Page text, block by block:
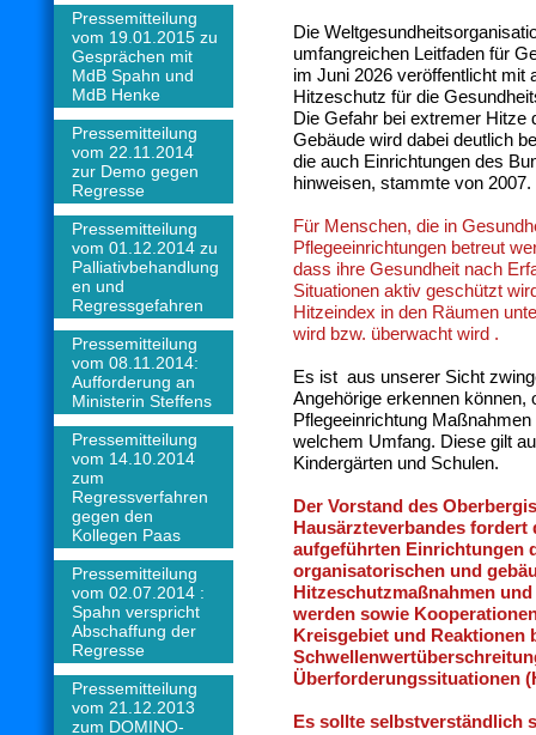
Pressemitteilung
vom 19.01.2015 zu
Gesprächen mit
MdB Spahn und
MdB Henke
Pressemitteilung
vom 22.11.2014
zur Demo gegen
Regresse
Pressemitteilung
vom 01.12.2014 zu
Palliativbehandlung
en und
Regressgefahren
Pressemitteilung
vom 08.11.2014:
Aufforderung an
Ministerin Steffens
Pressemitteilung
vom 14.10.2014
zum
Regressverfahren
gegen den
Kollegen Paas
Pressemitteilung
vom 02.07.2014 :
Spahn verspricht
Abschaffung der
Regresse
Pressemitteilung
vom 21.12.2013
zum DOMINO-
Die
umfangreichen Leitfaden für
im Juni 2026 veröffentlicht mit
Hitzeschutz für die
Die Gefahr bei extremer Hitze
Gebäude wird dabei deutlich
die auch Einrichtungen des
hinweisen, stammte von 2007.
Für Menschen, die in
Pflegeeinrichtungen betreut
dass ihre Gesundheit nach
Situationen aktiv geschützt
Hitzeindex in den Räumen
wird bzw. überwacht wird .
Es ist aus unserer Sicht
Angehörige erkennen können,
Pflegeeinrichtung
welchem Umfang. Diese gilt
Kindergärten und Schulen.
Der Vorstand des
Hausärzteverbandes fordert
aufgeführten Einrichtungen
organisatorischen und
Hitzeschutzmaßnahmen
werden sowie
Kreisgebiet und Reaktionen
Überforderungssituationen
Es sollte selbstverständlich